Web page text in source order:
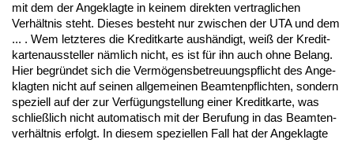
mit dem der An­ge­klag­te in kei­nem di­rek­ten ver­trag­li­chen
Verhält­nis steht. Die­ses be­steht nur zwi­schen der UTA und dem
... . Wem letz­te­res die Kre­dit­kar­te aushändigt, weiß der Kre­dit­
kar­ten­aus­stel­ler nämlich nicht, es ist für ihn auch oh­ne Be­lang.
Hier be­gründet sich die Vermögens­be­treu­ungs­pflicht des An­ge­
klag­ten nicht auf sei­nen all­ge­mei­nen Be­am­ten­pflich­ten, son­dern
spe­zi­ell auf der zur Verfügung­stel­lung ei­ner Kre­dit­kar­te, was
schließlich nicht au­to­ma­tisch mit der Be­ru­fung in das Be­am­ten­
verhält­nis er­folgt. In die­sem spe­zi­el­len Fall hat der An­ge­klag­te